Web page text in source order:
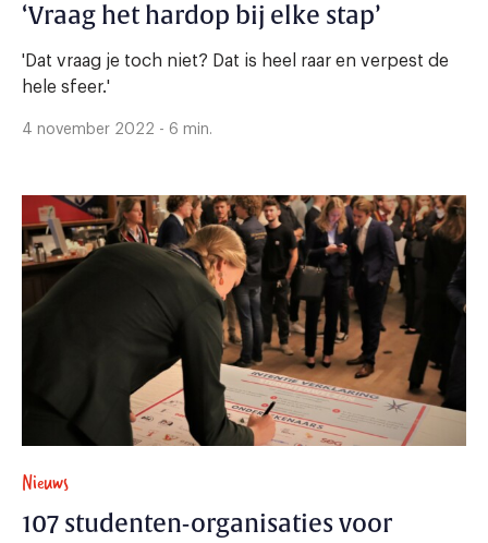
‘Vraag het hardop bij elke stap’
'Dat vraag je toch niet? Dat is heel raar en verpest de
hele sfeer.'
4 november 2022 - 6 min.
Nieuws
107 studenten-organisaties voor